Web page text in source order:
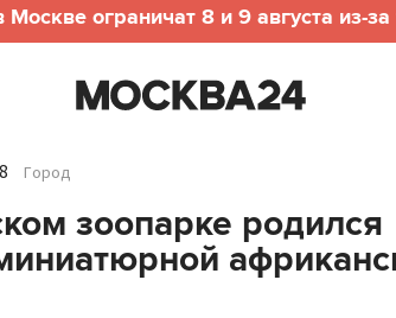
ограничат 8 и 9 августа из-за
Город
зоопарке родился